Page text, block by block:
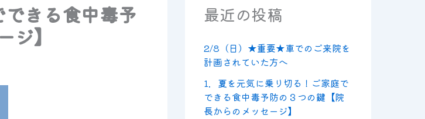
きる食中毒予
】
最近の投稿
2/8（日）★重要★車でのご来院を
計画されていた方へ
1．夏を元気に乗り切る！ご家庭で
できる食中毒予防の３つの鍵【院
長からのメッセージ】